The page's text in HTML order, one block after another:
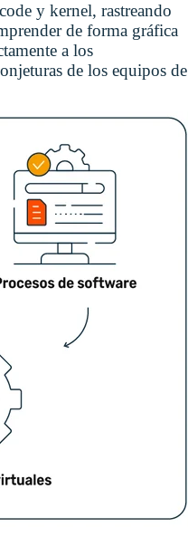
y kernel, rastreando
de forma gráfica
a los
de los equipos de